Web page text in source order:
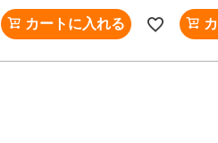
カートに入れる